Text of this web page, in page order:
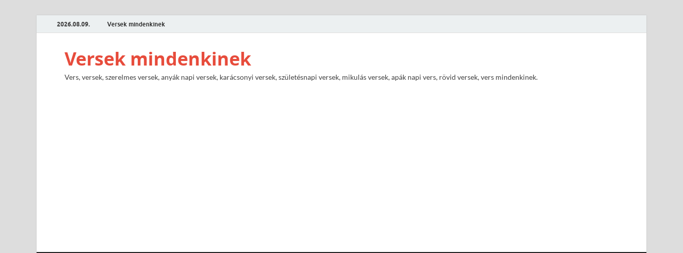
2026.08.09. Versek mindenkinek
Versek mindenkinek
Vers, versek, szerelmes versek, anyák napi versek, karácsonyi versek, születésnapi versek, mikulás versek, apák napi vers, rövid versek, vers mindenkinek.